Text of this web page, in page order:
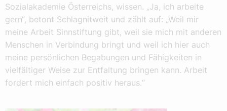
Sozialakademie Österreichs, wissen. „Ja, ich arbeite
gern“, betont Schlagnitweit und zählt auf: „Weil mir
meine Arbeit Sinnstiftung gibt, weil sie mich mit anderen
Menschen in Verbindung bringt und weil ich hier auch
meine persönlichen Begabungen und Fähigkeiten in
vielfältiger Weise zur Entfaltung bringen kann. Arbeit
fordert mich einfach positiv heraus.“